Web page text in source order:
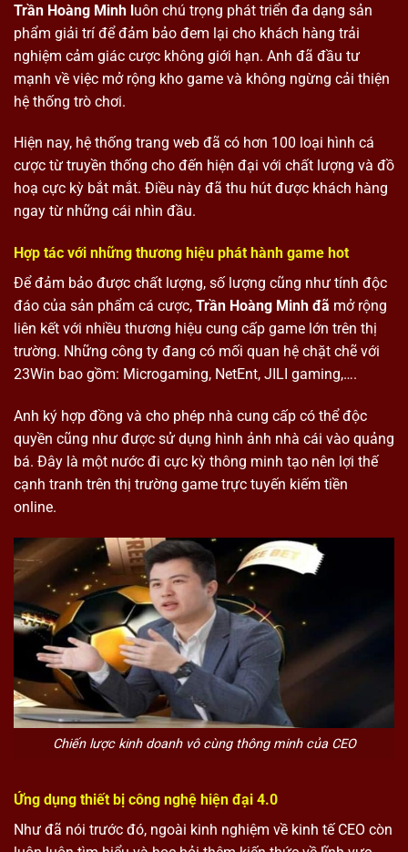
Trần Hoàng Minh luôn chú trọng phát triển đa dạng sản
phẩm giải trí để đảm bảo đem lại cho khách hàng trải
nghiệm cảm giác cược không giới hạn. Anh đã đầu tư
mạnh về việc mở rộng kho game và không ngừng cải thiện
hệ thống trò chơi.
Hiện nay, hệ thống trang web đã có hơn 100 loại hình cá
cược từ truyền thống cho đến hiện đại với chất lượng và đồ
hoạ cực kỳ bắt mắt. Điều này đã thu hút được khách hàng
ngay từ những cái nhìn đầu.
Hợp tác với những thương hiệu phát hành game hot
Để đảm bảo được chất lượng, số lượng cũng như tính độc
đáo của sản phẩm cá cược, Trần Hoàng Minh đã mở rộng
liên kết với nhiều thương hiệu cung cấp game lớn trên thị
trường. Những công ty đang có mối quan hệ chặt chẽ với
23Win bao gồm: Microgaming, NetEnt, JILI gaming,….
Anh ký hợp đồng và cho phép nhà cung cấp có thể độc
quyền cũng như được sử dụng hình ảnh nhà cái vào quảng
bá. Đây là một nước đi cực kỳ thông minh tạo nên lợi thế
cạnh tranh trên thị trường game trực tuyến kiếm tiền
online.
Chiến lược kinh doanh vô cùng thông minh của CEO
Ứng dụng thiết bị công nghệ hiện đại 4.0
Như đã nói trước đó, ngoài kinh nghiệm về kinh tế CEO còn